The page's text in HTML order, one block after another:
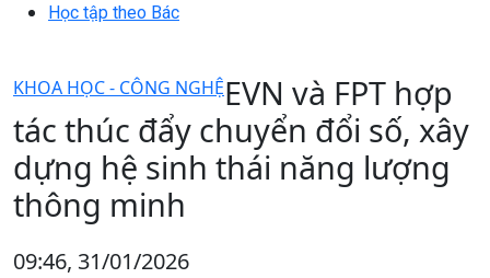
Học tập theo Bác
KHOA HỌC - CÔNG NGHỆEVN và FPT hợp
tác thúc đẩy chuyển đổi số, xây
dựng hệ sinh thái năng lượng
thông minh
09:46, 31/01/2026